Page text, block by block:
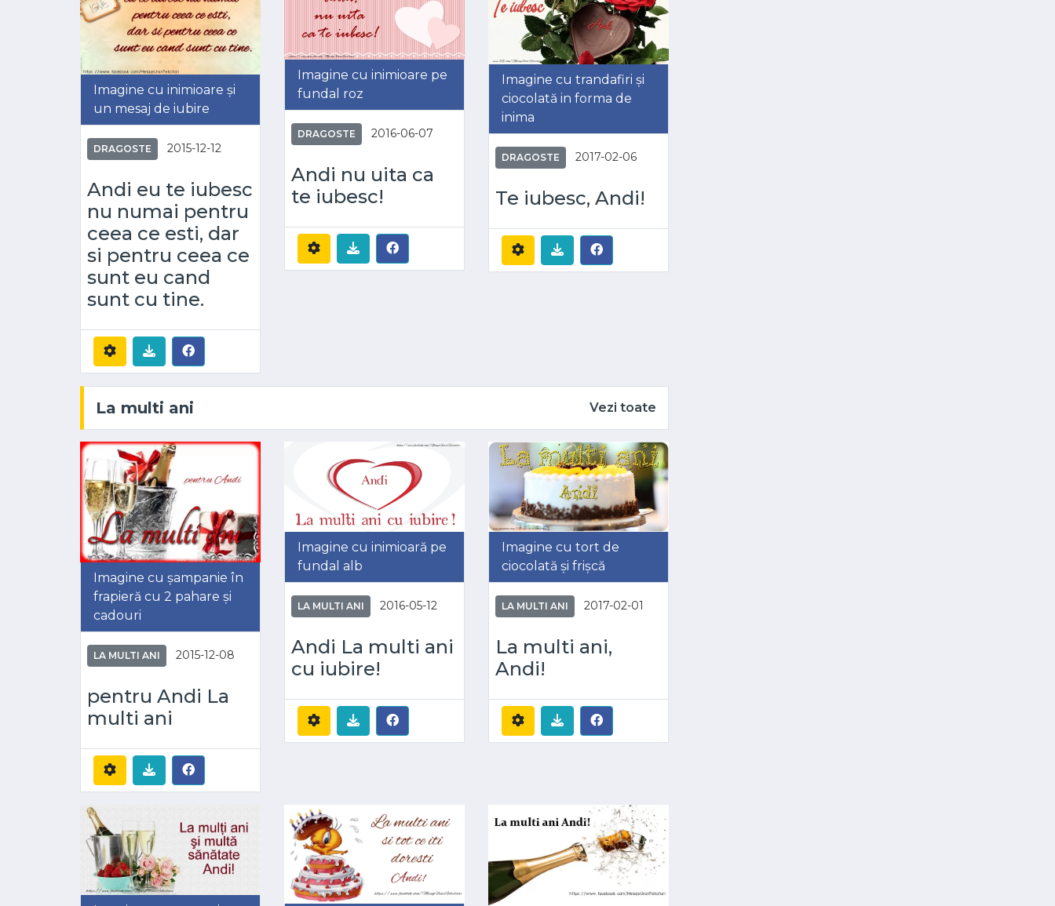
Imagine cu inimioare și
un mesaj de iubire
DRAGOSTE 2015-12-12
Andi eu te iubesc
nu numai pentru
ceea ce esti, dar
si pentru ceea ce
sunt eu cand
sunt cu tine.
Imagine cu inimioare pe
fundal roz
DRAGOSTE 2016-06-07
Andi nu uita ca
te iubesc!
Imagine cu trandafiri și
ciocolată in forma de
inima
DRAGOSTE 2017-02-06
Te iubesc, Andi!
La multi ani Vezi toate
Imagine cu șampanie în
frapieră cu 2 pahare și
cadouri
LA MULTI ANI 2015-12-08
pentru Andi La
multi ani
Imagine cu inimioară pe
fundal alb
LA MULTI ANI 2016-05-12
Andi La multi ani
cu iubire!
Imagine cu tort de
ciocolată și frișcă
LA MULTI ANI 2017-02-01
La multi ani,
Andi!